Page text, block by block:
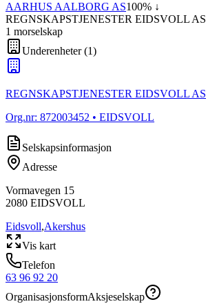
AARHUS AALBORG AS100% ↓
REGNSKAPSTJENESTER EIDSVOLL AS
1 morselskap
Underenheter(1)
REGNSKAPSTJENESTER EIDSVOLL AS
Org.nr: 872003452 • EIDSVOLL
Selskapsinformasjon
Adresse
Vormavegen 15
2080 EIDSVOLL
Eidsvoll,Akershus
Vis kart
Telefon
63 96 92 20
OrganisasjonsformAksjeselskap